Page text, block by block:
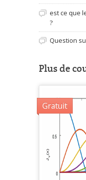
est ce que
?
Question
Plus de
Gratuit